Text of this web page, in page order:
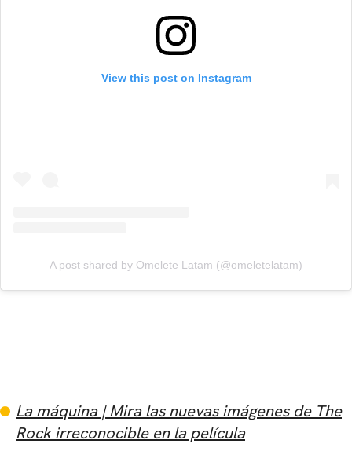
View this post on Instagram
A post shared by Omelete Latam (@omeletelatam)
La máquina | Mira las nuevas imágenes de The
Rock irreconocible en la película